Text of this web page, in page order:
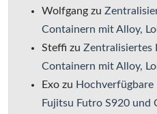
Wolfgang zu
Containern mit Alloy,
Steffi zu Zentralisiertes
Containern mit Alloy,
Exo zu
Fujitsu Futro S920 und